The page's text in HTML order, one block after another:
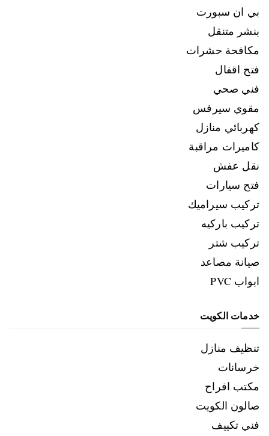
بي ان سبورت
بنشر متنقل
مكافحة حشرات
فتح اقفال
فني صحي
مقوي سيرفس
كهربائي منازل
كاميرات مراقبة
نقل عفش
فتح سيارات
تركيب سيراميك
تركيب باركيه
تركيب شتر
صيانة مصاعد
ابواب PVC
خدمات الكويت
تنظيف منازل
خرسانات
مكتب افراح
صالون الكويت
فني تكييف